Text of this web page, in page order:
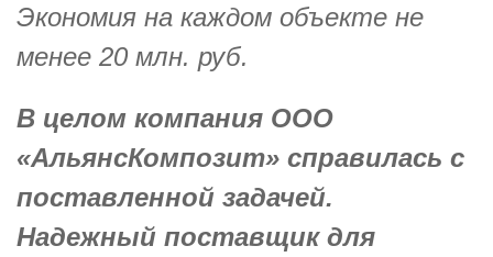
Экономия на каждом объекте не
менее 20 млн. руб.
В целом компания ООО
«АльянсКомпозит» справилась с
поставленной задачей.
Надежный поставщик для